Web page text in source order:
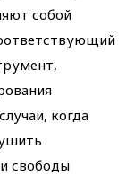
собой
когда
свободы